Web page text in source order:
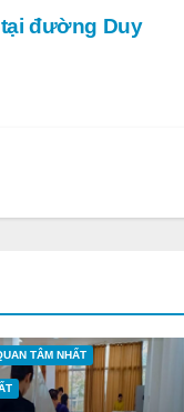
đường Duy
TÂM NHẤT